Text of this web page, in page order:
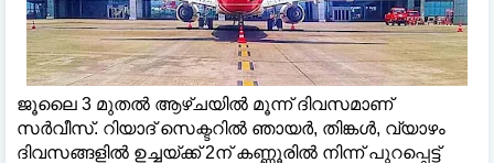
ജൂലൈ 3 മുതല്‍ ആഴ്ചയില്‍ മൂന്ന് ദിവസമാണ്
സര്‍വീസ്. റിയാദ് സെക്ടറില്‍ ഞായര്‍, തിങ്കള്‍, വ്യാഴം
ദിവസങ്ങളില്‍ ഉച്ചയ്ക്ക് 2ന് കണ്ണൂരില്‍ നിന്ന് പുറപ്പെട്ട്